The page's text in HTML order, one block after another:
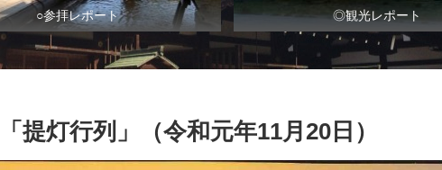
○参拝レポート ◎観光レポート
灯行列」（令和元年11月20日）